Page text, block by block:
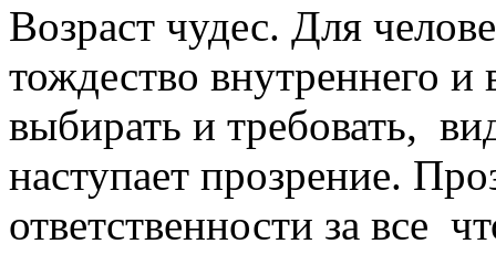
Возраст чудес. Для
тождество внутреннего и
выбирать и требовать,
наступает прозрение.
ответственности за все